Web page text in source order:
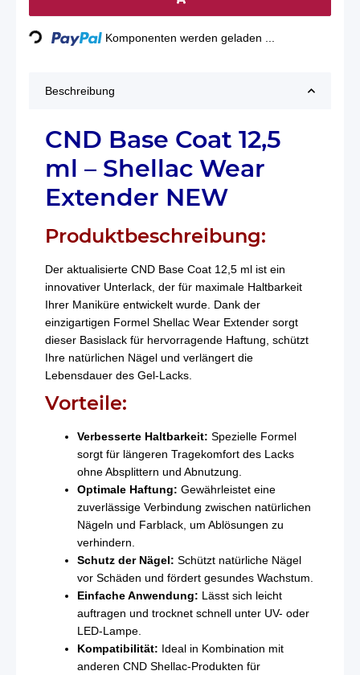
Loading... Komponenten werden geladen ...
Beschreibung
CND Base Coat 12,5
ml – Shellac Wear
Extender NEW
Produktbeschreibung:
Der aktualisierte CND Base Coat 12,5 ml ist ein
innovativer Unterlack, der für maximale Haltbarkeit
Ihrer Maniküre entwickelt wurde. Dank der
einzigartigen Formel Shellac Wear Extender sorgt
dieser Basislack für hervorragende Haftung, schützt
Ihre natürlichen Nägel und verlängert die
Lebensdauer des Gel-Lacks.
Vorteile:
Verbesserte Haltbarkeit: Spezielle Formel
sorgt für längeren Tragekomfort des Lacks
ohne Absplittern und Abnutzung.
Optimale Haftung: Gewährleistet eine
zuverlässige Verbindung zwischen natürlichen
Nägeln und Farblack, um Ablösungen zu
verhindern.
Schutz der Nägel: Schützt natürliche Nägel
vor Schäden und fördert gesundes Wachstum.
Einfache Anwendung: Lässt sich leicht
auftragen und trocknet schnell unter UV- oder
LED-Lampe.
Kompatibilität: Ideal in Kombination mit
anderen CND Shellac-Produkten für